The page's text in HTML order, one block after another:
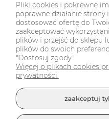
Pliki cookies i pokrewne
poprawne działanie
dostosować ofertę do
zaakceptować
plików i przejść do sklepu
plików do swoich
"Dostosuj zgody".
Więcej o plikach cookies
prywatności.
zaakceptuj